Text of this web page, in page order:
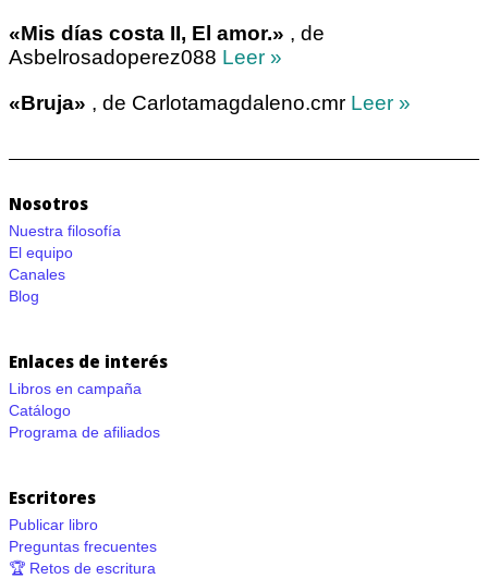
«Mis días costa II, El amor.» , de
Asbelrosadoperez088 Leer »
«Bruja» , de Carlotamagdaleno.cmr Leer »
Nosotros
Nuestra filosofía
El equipo
Canales
Blog
Enlaces de interés
Libros en campaña
Catálogo
Programa de afiliados
Escritores
Publicar libro
Preguntas frecuentes
🏆 Retos de escritura